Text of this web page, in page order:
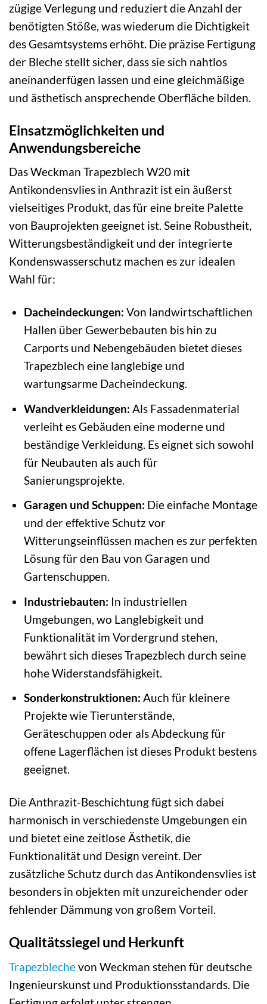
zügige Verlegung und reduziert die Anzahl der
benötigten Stöße, was wiederum die Dichtigkeit
des Gesamtsystems erhöht. Die präzise Fertigung
der Bleche stellt sicher, dass sie sich nahtlos
aneinanderfügen lassen und eine gleichmäßige
und ästhetisch ansprechende Oberfläche bilden.
Einsatzmöglichkeiten und
Anwendungsbereiche
Das Weckman Trapezblech W20 mit
Antikondensvlies in Anthrazit ist ein äußerst
vielseitiges Produkt, das für eine breite Palette
von Bauprojekten geeignet ist. Seine Robustheit,
Witterungsbeständigkeit und der integrierte
Kondenswasserschutz machen es zur idealen
Wahl für:
Dacheindeckungen: Von landwirtschaftlichen
Hallen über Gewerbebauten bis hin zu
Carports und Nebengebäuden bietet dieses
Trapezblech eine langlebige und
wartungsarme Dacheindeckung.
Wandverkleidungen: Als Fassadenmaterial
verleiht es Gebäuden eine moderne und
beständige Verkleidung. Es eignet sich sowohl
für Neubauten als auch für
Sanierungsprojekte.
Garagen und Schuppen: Die einfache Montage
und der effektive Schutz vor
Witterungseinflüssen machen es zur perfekten
Lösung für den Bau von Garagen und
Gartenschuppen.
Industriebauten: In industriellen
Umgebungen, wo Langlebigkeit und
Funktionalität im Vordergrund stehen,
bewährt sich dieses Trapezblech durch seine
hohe Widerstandsfähigkeit.
Sonderkonstruktionen: Auch für kleinere
Projekte wie Tierunterstände,
Geräteschuppen oder als Abdeckung für
offene Lagerflächen ist dieses Produkt bestens
geeignet.
Die Anthrazit-Beschichtung fügt sich dabei
harmonisch in verschiedenste Umgebungen ein
und bietet eine zeitlose Ästhetik, die
Funktionalität und Design vereint. Der
zusätzliche Schutz durch das Antikondensvlies ist
besonders in objekten mit unzureichender oder
fehlender Dämmung von großem Vorteil.
Qualitätssiegel und Herkunft
Trapezblechevon Weckman stehen für deutsche
Ingenieurskunst und Produktionsstandards. Die